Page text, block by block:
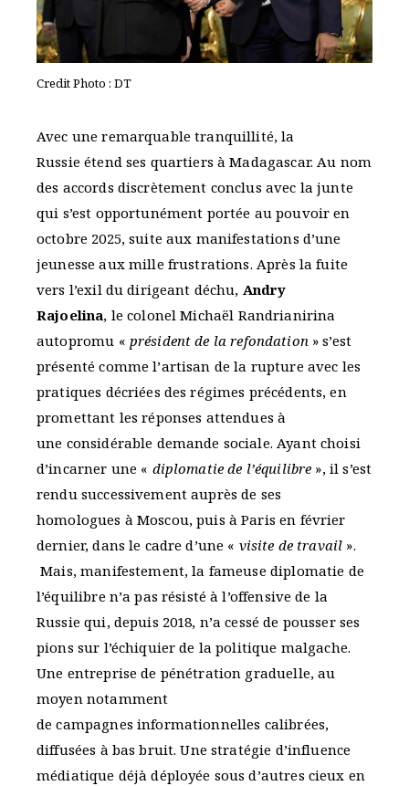
Credit Photo : DT
Avec une remarquable tranquillité, la
Russie étend ses quartiers à Madagascar. Au nom
des accords discrètement conclus avec la junte
qui s’est opportunément portée au pouvoir en
octobre 2025, suite aux manifestations d’une
jeunesse aux mille frustrations. Après la fuite
vers l’exil du dirigeant déchu, Andry
Rajoelina, le colonel Michaël Randrianirina
autopromu « président de la refondation» s’est
présenté comme l’artisan de la rupture avec les
pratiques décriées des régimes précédents, en
promettant les réponses attendues à
une considérable demande sociale. Ayant choisi
d’incarner une « diplomatie de l’équilibre », il s’est
rendu successivement auprès de ses
homologues à Moscou, puis à Paris en février
dernier, dans le cadre d’une « visite de travail ».
Mais, manifestement, la fameuse diplomatie de
l’équilibre n’a pas résisté à l’offensive de la
Russie qui, depuis 2018, n’a cessé de pousser ses
pions sur l’échiquier de la politique malgache.
Une entreprise de pénétration graduelle, au
moyen notamment
de campagnes informationnelles calibrées,
diffusées à bas bruit. Une stratégie d’influence
médiatique déjà déployée sous d’autres cieux en